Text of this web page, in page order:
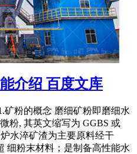
介绍 百度文库
矿粉的概念 磨细矿粉即磨细水
粉, 其英文缩写为 GGBS 或
水淬矿渣为主要原料经干
细粉末材料；是制备高性能水